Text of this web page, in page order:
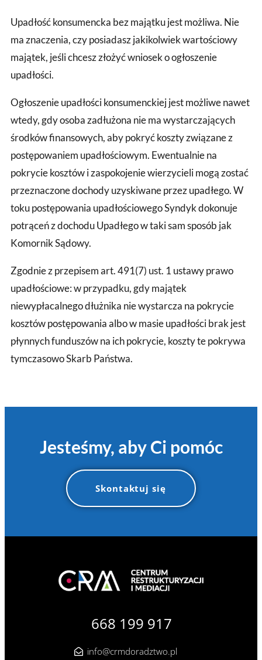
Upadłość konsumencka bez majątku jest możliwa. Nie
ma znaczenia, czy posiadasz jakikolwiek wartościowy
majątek, jeśli chcesz złożyć wniosek o ogłoszenie
upadłości.
Ogłoszenie upadłości konsumenckiej jest możliwe nawet
wtedy, gdy osoba zadłużona nie ma wystarczających
środków finansowych, aby pokryć koszty związane z
postępowaniem upadłościowym. Ewentualnie na
pokrycie kosztów i zaspokojenie wierzycieli mogą zostać
przeznaczone dochody uzyskiwane przez upadłego. W
toku postępowania upadłościowego Syndyk dokonuje
potrąceń z dochodu Upadłego w taki sam sposób jak
Komornik Sądowy.
Zgodnie z przepisem art. 491(7) ust. 1 ustawy prawo
upadłościowe: w przypadku, gdy majątek
niewypłacalnego dłużnika nie wystarcza na pokrycie
kosztów postępowania albo w masie upadłości brak jest
płynnych funduszów na ich pokrycie, koszty te pokrywa
tymczasowo Skarb Państwa.
Jesteśmy, aby Ci pomóc
Skontaktuj się
668 199 917
info@crmdoradztwo.pl